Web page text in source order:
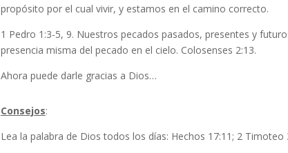
propósito por el cual vivir, y estamos en el camino correcto.
1 Pedro 1:3-5, 9. Nuestros pecados pasados, presentes y
presencia misma del pecado en el cielo. Colosenses 2:13.
Ahora puede darle gracias a Dios…
Consejos:
Lea la palabra de Dios todos los días: Hechos 17:11; 2 Timoteo